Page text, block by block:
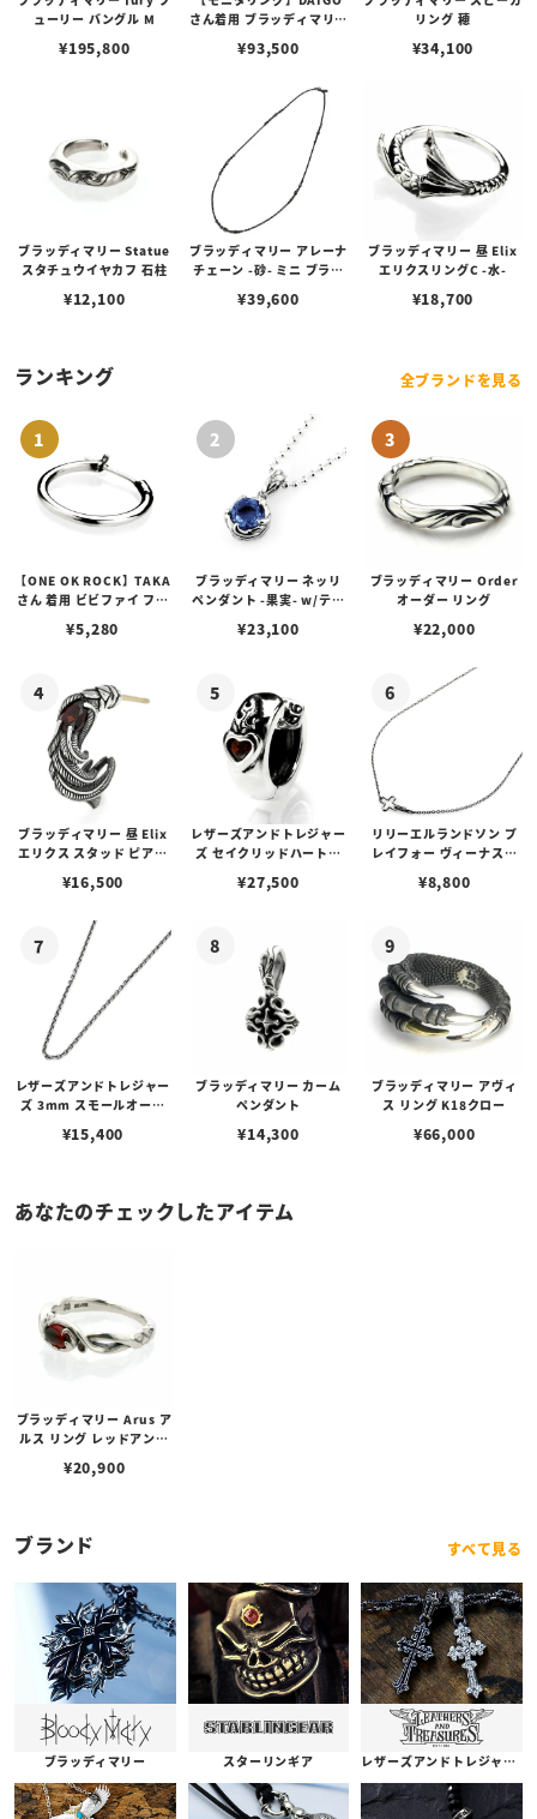
ューリー バングル M
¥195,800
さん着用 ブラッディマリー
ント
¥93,500
リング 穂
¥34,100
ブラッディマリー Statue
スタチュウイヤカフ 石柱
¥12,100
ブラッディマリー アレーナ
チェーン -砂- ミニ ブラッ
¥39,600
ブラッディマリー 昼 Elix
エリクスリングC -水-
¥18,700
ランキング 全ブランドを見る
【ONE OK ROCK】TAKA
さん 着用 ビビファイ フー
¥5,280
ブラッディマリー ネッリ
ペンダント -果実- w/ティ
¥23,100
ブラッディマリー Order
オーダー リング
¥22,000
ブラッディマリー 昼 Elix
エリクス スタッド ピアス
¥16,500
レザーズアンドトレジャー
ズ セイクリッドハートピ
¥27,500
リリーエルランドソン プ
レイフォー ヴィーナスチ
¥8,800
レザーズアンドトレジャー
ズ 3mm スモールオーバ
ブスタークラスプ＆LTロ
¥15,400
ブラッディマリー カーム
ペンダント
¥14,300
ブラッディマリー アヴィ
ス リング K18クロー
¥66,000
あなたのチェックしたアイテム
ブラッディマリー Arus ア
ルス リング レッドアンバ
¥20,900
ブランド すべて見る
ブラッディマリー スターリンギア レザーズアンドトレジャーズ